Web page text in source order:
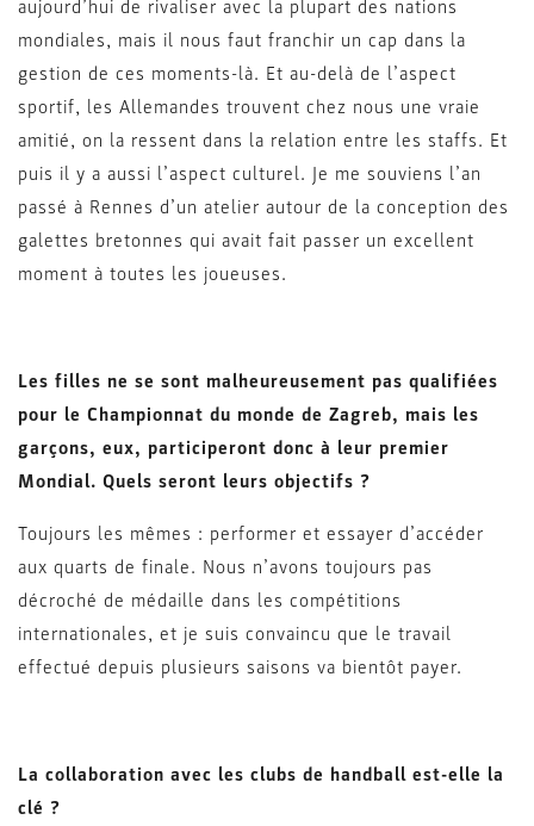
aujourd’hui de rivaliser avec la plupart des nations
mondiales, mais il nous faut franchir un cap dans la
gestion de ces moments-là. Et au-delà de l’aspect
sportif, les Allemandes trouvent chez nous une vraie
amitié, on la ressent dans la relation entre les staffs. Et
puis il y a aussi l’aspect culturel. Je me souviens l’an
passé à Rennes d’un atelier autour de la conception des
galettes bretonnes qui avait fait passer un excellent
moment à toutes les joueuses.
Les filles ne se sont malheureusement pas qualifiées
pour le Championnat du monde de Zagreb, mais les
garçons, eux, participeront donc à leur premier
Mondial. Quels seront leurs objectifs ?
Toujours les mêmes : performer et essayer d’accéder
aux quarts de finale. Nous n’avons toujours pas
décroché de médaille dans les compétitions
internationales, et je suis convaincu que le travail
effectué depuis plusieurs saisons va bientôt payer.
La collaboration avec les clubs de handball est-elle la
clé ?